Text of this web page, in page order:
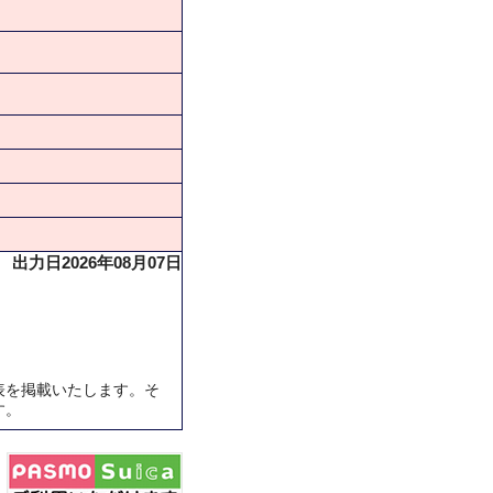
出力日2026年08月07日
掲載いたします。そ